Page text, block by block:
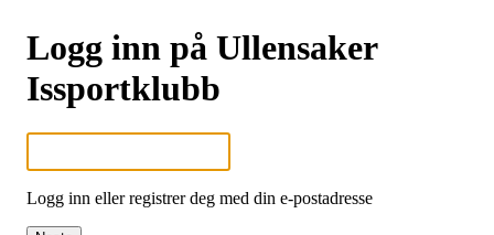
Logg inn på Ullensaker
Issportklubb
Logg inn eller registrer deg med din e-postadresse